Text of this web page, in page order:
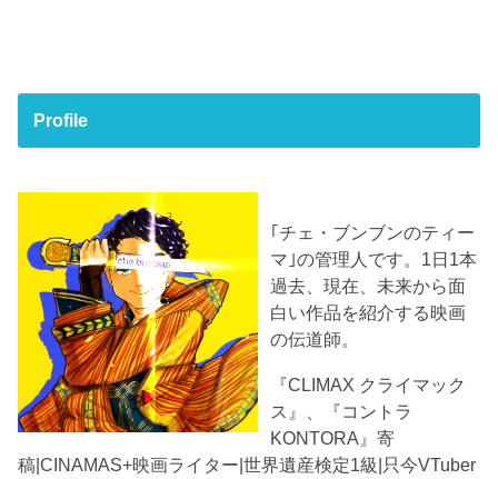
Profile
｢チェ・ブンブンのティー
マ｣の管理人です。1日1本
過去、現在、未来から面
白い作品を紹介する映画
の伝道師。
『CLIMAX クライマック
ス』、『コントラ
KONTORA』寄
稿|CINAMAS+映画ライター|世界遺産検定1級|只今VTuber